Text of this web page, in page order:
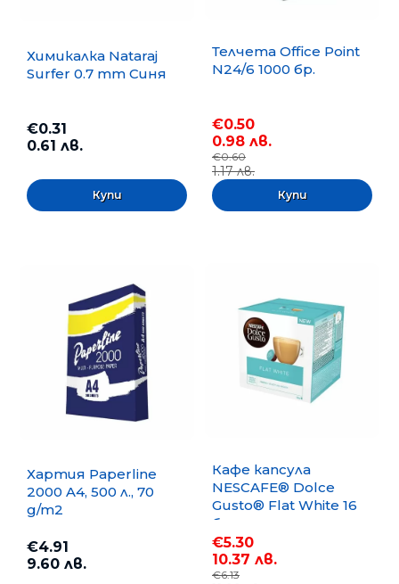
Химикалка Nataraj
Surfer 0.7 mm Синя
€0.31
0.61 лв.
Телчета Office Point
N24/6 1000 бр.
€0.50
0.98 лв.
€0.60
1.17 лв.
Хартия Paperline
2000 A4, 500 л., 70
g/m2
€4.91
9.60 лв.
Кафе капсула
NESCAFE® Dolce
Gusto® Flat White 16
бр.
€5.30
10.37 лв.
€6.13